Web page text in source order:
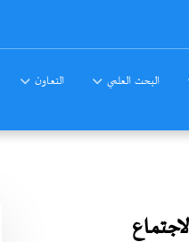
البحث العلمي التعاون